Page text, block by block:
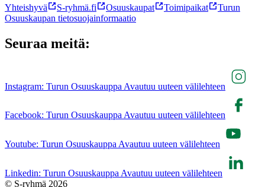
Yhteishyvä S-ryhmä.fi Osuuskaupat Toimipaikat
Turun
Osuuskaupan tietosuojainformaatio
Seuraa meitä:
Instagram: Turun Osuuskauppa Avautuu uuteen välilehteen
Facebook: Turun Osuuskauppa Avautuu uuteen välilehteen
Youtube: Turun Osuuskauppa Avautuu uuteen välilehteen
Linkedin: Turun Osuuskauppa Avautuu uuteen välilehteen
© S-ryhmä 2026